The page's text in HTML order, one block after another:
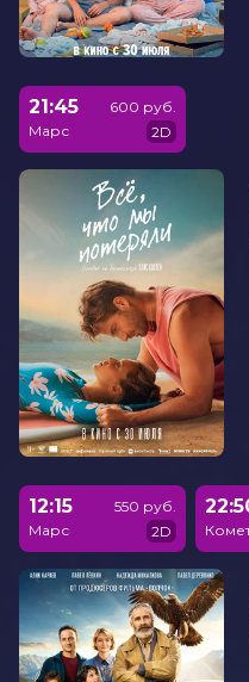
21:45
Марс
600 руб.
2D
12:15
Марс
550 руб.
2D